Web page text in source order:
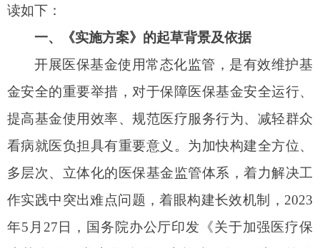
作实践中突出难点问题，着眼构建长效机制，
年5月27日，国务院办公厅印发《关于加强医疗保
《实施意见》），对加强医疗保障基金使用常态化
监管作出全面部署。2023年12月29日，结合自治区
实际，自治区医保局、检察院、发改委等10部门联
合印发《实施方案》，明确自治区实施医疗保障基
金使用常态化监管工作的路径和方法。
《实施方案》包括指导思想和工作目标、主要
任务、实施时间、保障措施四部分。